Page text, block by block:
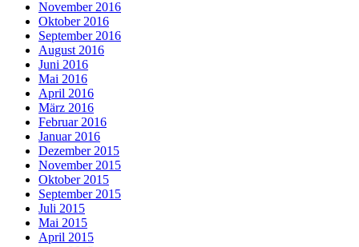
November 2016
Oktober 2016
September 2016
August 2016
Juni 2016
Mai 2016
April 2016
März 2016
Februar 2016
Januar 2016
Dezember 2015
November 2015
Oktober 2015
September 2015
Juli 2015
Mai 2015
April 2015